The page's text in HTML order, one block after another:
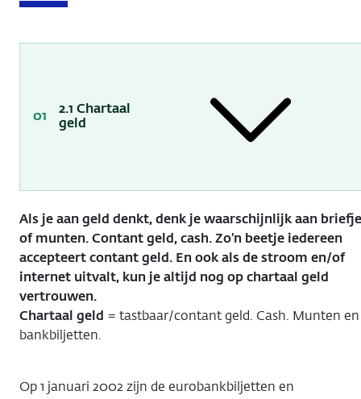
2.1 Chartaal
geld
Als je aan geld denkt, denk je waarschijnlijk aan
of munten. Contant geld, cash. Zo’n beetje iedereen
accepteert contant geld. En ook als de stroom en/of
internet uitvalt, kun je altijd nog op chartaal geld
vertrouwen.
Chartaal geld = tastbaar/contant geld. Cash. Munten en
bankbiljetten.
Op 1 januari 2002 zijn de eurobankbiljetten en